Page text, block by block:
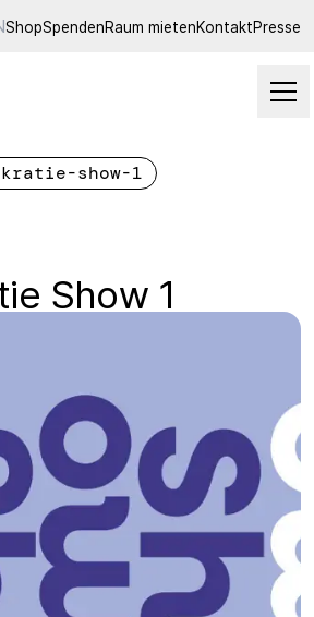
ShopSpendenRaum mietenKontaktPresse
show-1
Show 1